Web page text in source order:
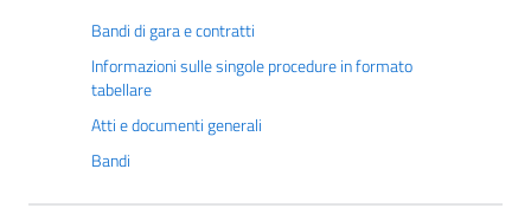
Bandi di gara e contratti
Informazioni sulle singole procedure in formato
tabellare
Atti e documenti generali
Bandi